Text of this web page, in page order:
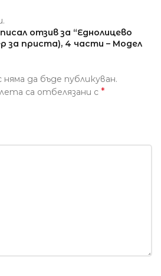
отзив за “Еднолицево
за приста), 4 части – Модел
да бъде публикуван.
са отбелязани с *